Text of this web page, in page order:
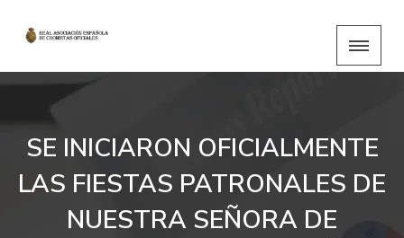
SE INICIARON OFICIALMENTE
LAS FIESTAS PATRONALES DE
NUESTRA SEÑORA DE